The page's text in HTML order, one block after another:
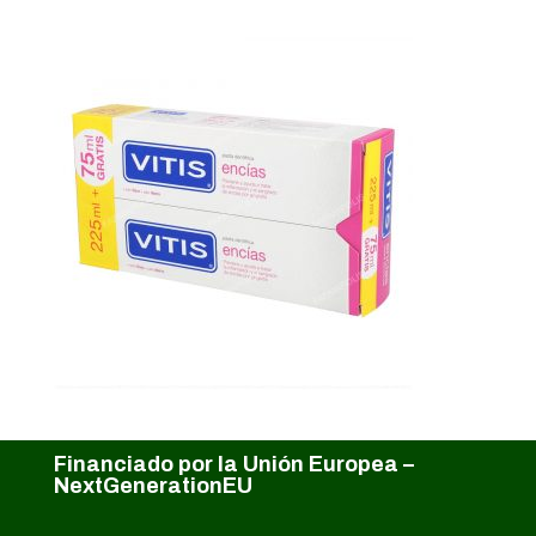
Financiado por la Unión Europea –
NextGenerationEU